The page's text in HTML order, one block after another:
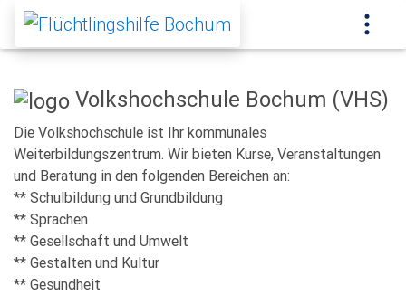
Volkshochschule Bochum (VHS)
Die Volkshochschule ist Ihr kommunales
Weiterbildungszentrum. Wir bieten Kurse, Veranstaltungen
und Beratung in den folgenden Bereichen an:
** Schulbildung und Grundbildung
** Sprachen
** Gesellschaft und Umwelt
** Gestalten und Kultur
** Gesundheit